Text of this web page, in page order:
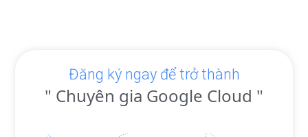
Đăng ký ngay để trở thành
" Chuyên gia Google Cloud "